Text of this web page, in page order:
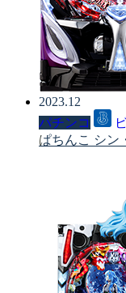
2023.12
パチンコ
ぱちんこ シン